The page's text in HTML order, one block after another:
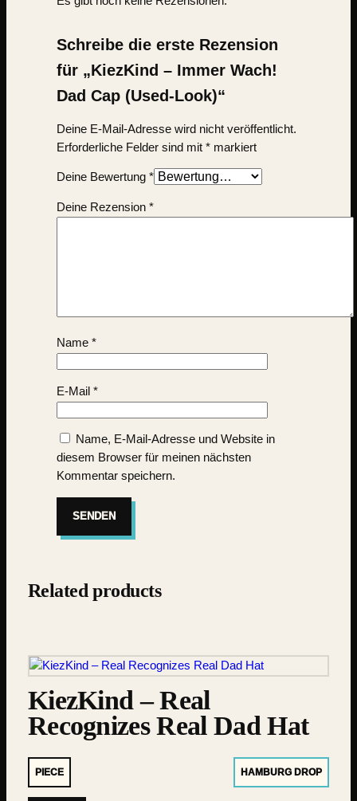
Schreibe die erste Rezension
für „KiezKind – Immer Wach!
Dad Cap (Used-Look)“
Deine E-Mail-Adresse wird nicht veröffentlicht.
Erforderliche Felder sind mit *markiert
Deine Bewertung *
Deine Rezension *
Name *
E-Mail *
Name, E-Mail-Adresse und Website in
diesem Browser für meinen nächsten
Kommentar speichern.
Related products
KiezKind – Real
Recognizes Real Dad Hat
PIECE HAMBURG DROP